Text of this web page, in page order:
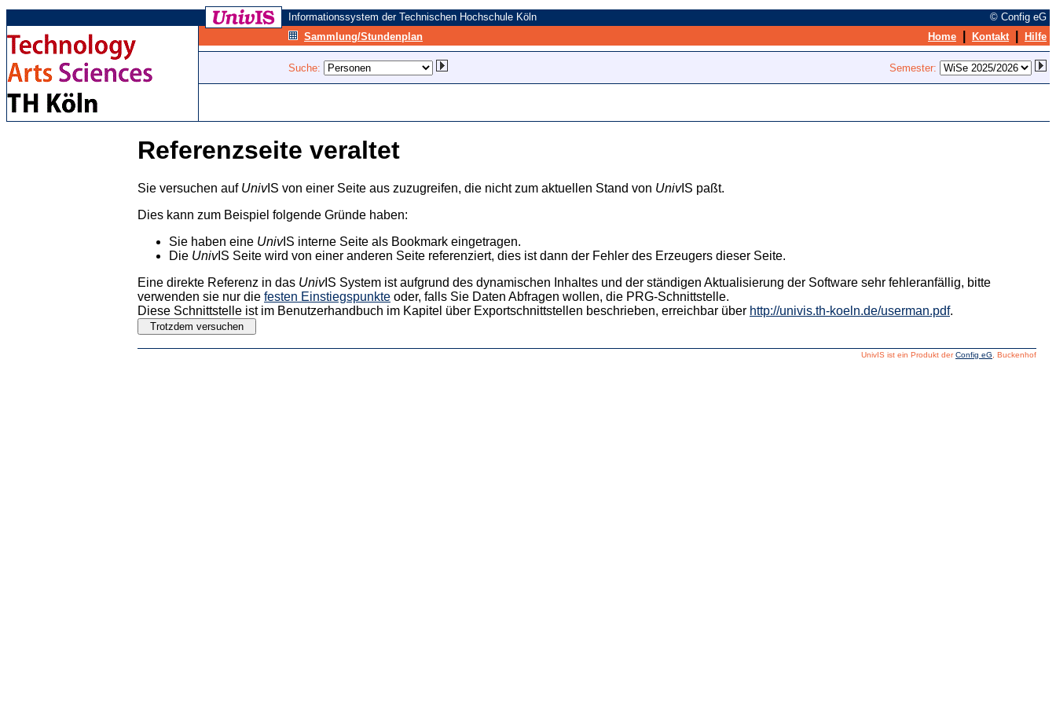
Informationssystem der Technischen Hochschule Köln
© Config eG
Sammlung/Stundenplan
Home Kontakt Hilfe
Suche: Semester:
Referenzseite veraltet
Sie versuchen auf UnivIS von einer Seite aus zuzugreifen, die nicht zum aktuellen Stand von UnivIS paßt.
Dies kann zum Beispiel folgende Gründe haben:
Sie haben eine UnivIS interne Seite als Bookmark eingetragen.
Die UnivIS Seite wird von einer anderen Seite referenziert, dies ist dann der Fehler des Erzeugers dieser Seite.
Eine direkte Referenz in das UnivIS System ist aufgrund des dynamischen Inhaltes und der ständigen Aktualisierung der Software sehr fehleranfällig, bitte
verwenden sie nur die festen Einstiegspunkte oder, falls Sie Daten Abfragen wollen, die PRG-Schnittstelle.
Diese Schnittstelle ist im Benutzerhandbuch im Kapitel über Exportschnittstellen beschrieben, erreichbar über http://univis.th-koeln.de/userman.pdf.
UnivIS ist ein Produkt derConfig eG , Buckenhof